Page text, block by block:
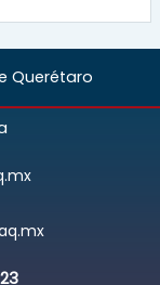
Querétaro